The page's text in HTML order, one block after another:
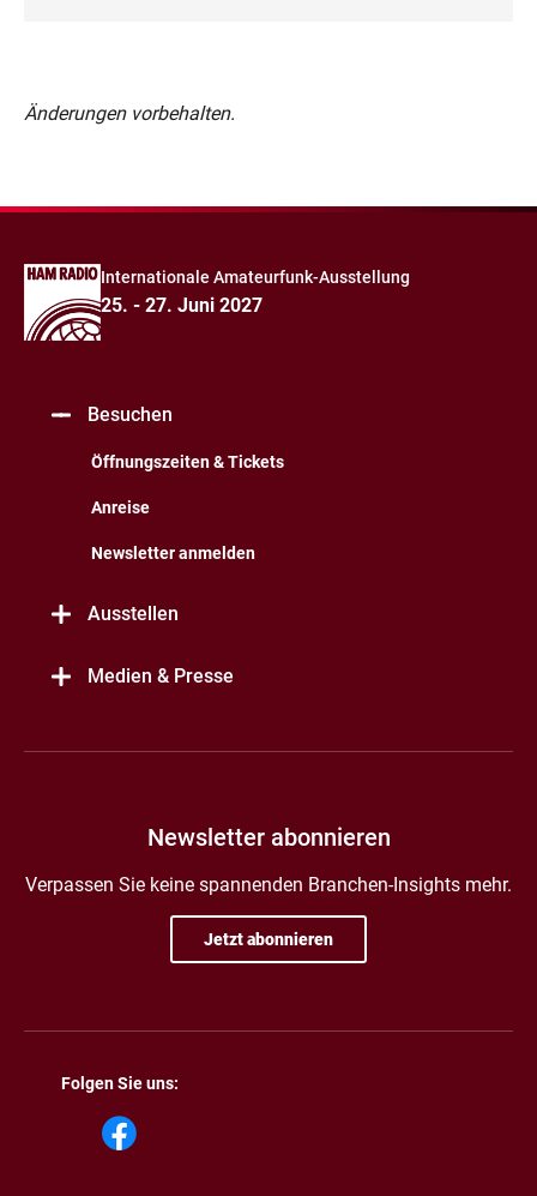
Änderungen vorbehalten.
Internationale Amateurfunk-Ausstellung
25. - 27. Juni 2027
Besuchen
Öffnungszeiten & Tickets
Anreise
Newsletter anmelden
Ausstellen
Medien & Presse
Newsletter abonnieren
Verpassen Sie keine spannenden Branchen-Insights mehr.
Jetzt abonnieren
Folgen Sie uns: